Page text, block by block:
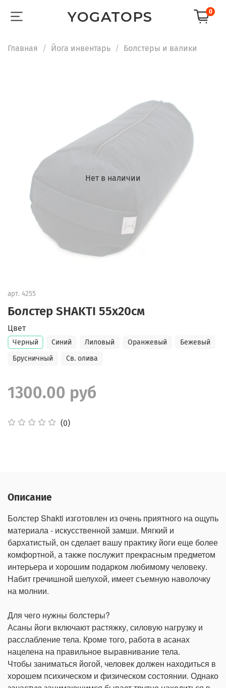
YOGATOPS 0
Главная Йога инвентарь Болстеры и валики
Нет в наличии
арт. 4255
Болстер SHAKTI 55х20см
(0)
Цвет
Черный Синий Лиловый Оранжевый
Бежевый
Брусничный
Св. олива
1300.00 руб
Описание
Болстер Shakti изготовлен из очень приятного на ощупь
материала - искусственной замши. Мягкий и
бархатистый, он сделает вашу практику йоги еще более
комфортной, а также послужит прекрасным предметом
интерьера и хорошим подарком любимому человеку.
Набит гречишной шелухой, имеет съемную наволочку
на молнии.
Для чего нужны болстеры?
Асаны йоги включают растяжку, силовую нагрузку и
расслабление тела. Кроме того, работа в асанах
нацелена на правильное выравнивание тела.
Чтобы заниматься йогой, человек должен находиться в
хорошем психическом и физическом состоянии. Однако